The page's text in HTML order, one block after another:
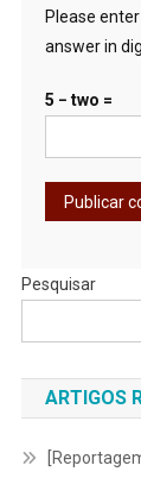
Please
answer in
5 − two =
Pesquisar
ARTIGOS